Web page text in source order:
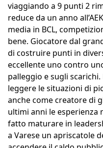
viaggiando a 9 punti 2
reduce da un anno
media in BCL,
bene. Giocatore dal
di costruire punti in
eccellente uno contro
palleggio e sugli
leggere le situazioni di
anche come creatore di
ultimi anni le esperienza
fatto maturare in
a Varese un apriscatole